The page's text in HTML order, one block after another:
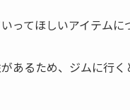
ってほしいアイテムに
あるため、ジムに行く